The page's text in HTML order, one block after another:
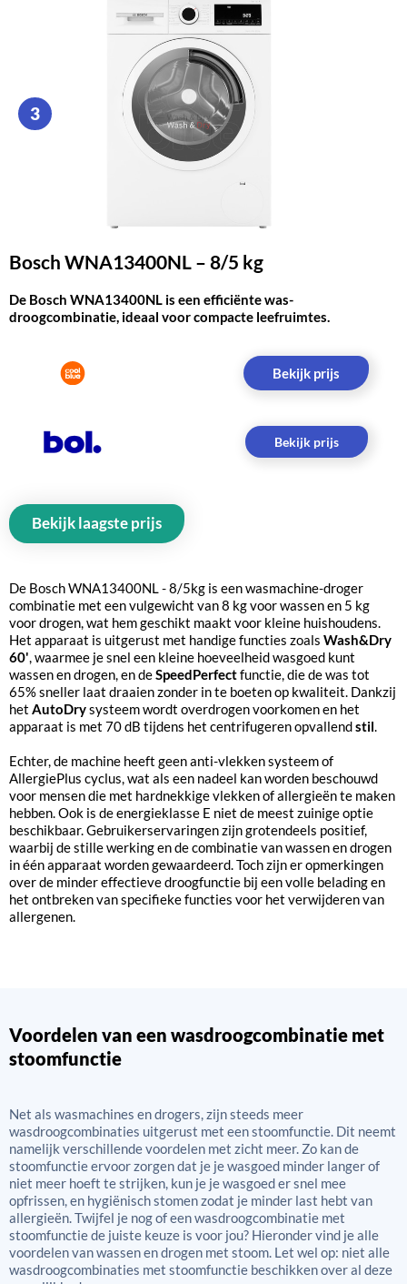
3
Bosch WNA13400NL – 8/5 kg
De Bosch WNA13400NL is een efficiënte was-
droogcombinatie, ideaal voor compacte leefruimtes.
Bekijk prijs
Bekijk prijs
Bekijk laagste prijs
De Bosch WNA13400NL - 8/5kg is een wasmachine-droger
combinatie met een vulgewicht van 8 kg voor wassen en 5 kg
voor drogen, wat hem geschikt maakt voor kleine huishoudens.
Het apparaat is uitgerust met handige functies zoals Wash&Dry
60', waarmee je snel een kleine hoeveelheid wasgoed kunt
wassen en drogen, en deSpeedPerfectfunctie, die de was tot
65% sneller laat draaien zonder in te boeten op kwaliteit. Dankzij
het AutoDrysysteem wordt overdrogen voorkomen en het
apparaat is met 70 dB tijdens het centrifugeren opvallendstil.
Echter, de machine heeft geen anti-vlekken systeem of
AllergiePlus cyclus, wat als een nadeel kan worden beschouwd
voor mensen die met hardnekkige vlekken of allergieën te maken
hebben. Ook is de energieklasse E niet de meest zuinige optie
beschikbaar. Gebruikerservaringen zijn grotendeels positief,
waarbij de stille werking en de combinatie van wassen en drogen
in één apparaat worden gewaardeerd. Toch zijn er opmerkingen
over de minder effectieve droogfunctie bij een volle belading en
het ontbreken van specifieke functies voor het verwijderen van
allergenen.
Voordelen van een wasdroogcombinatie met
stoomfunctie
Net als wasmachines en drogers, zijn steeds meer
wasdroogcombinaties uitgerust met een stoomfunctie. Dit neemt
namelijk verschillende voordelen met zicht meer. Zo kan de
stoomfunctie ervoor zorgen dat je je wasgoed minder langer of
niet meer hoeft te strijken, kun je je wasgoed er snel mee
opfrissen, en hygiënisch stomen zodat je minder last hebt van
allergieën. Twijfel je nog of een wasdroogcombinatie met
stoomfunctie de juiste keuze is voor jou? Hieronder vind je alle
voordelen van wassen en drogen met stoom. Let wel op: niet alle
wasdroogcombinaties met stoomfunctie beschikken over al deze